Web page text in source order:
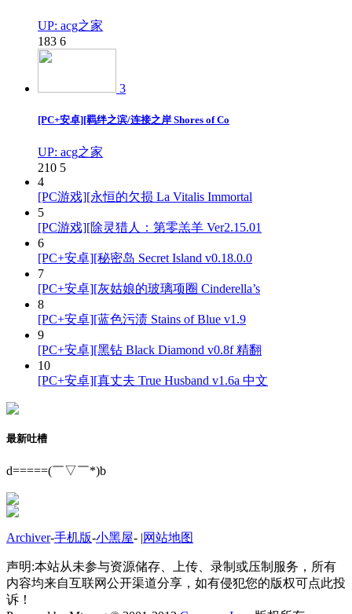
UP: acg之家
183 6
3
[PC+安卓][羁绊之滨/连接之岸 Shores of Co
UP: acg之家
210 5
4
[PC游戏][永恒的欠损 La Vitalis Immortal
5
[PC游戏][除灵猎人：第零羔羊 Ver2.15.01
6
[PC+安卓][秘密岛 Secret Island v0.18.0.0
7
[PC+安卓][灰姑娘的玻璃项圈 Cinderella’s
8
[PC+安卓][蓝色污渍 Stains of Blue v1.9
9
[PC+安卓][黑钻 Black Diamond v0.8f 精翻
10
[PC+安卓][真丈夫 True Husband v1.6a 中文
最新吐槽
d=====(￣▽￣*)b
Archiver-手机版-小黑屋- |网站地图
声明:本站从未参与资源储存、上传、录制或压制服务，所有
内容均来自互联网公开渠道分享，如有侵犯您的版权可点此投
诉！